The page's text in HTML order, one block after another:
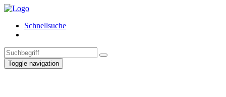
Schnellsuche
Toggle navigation